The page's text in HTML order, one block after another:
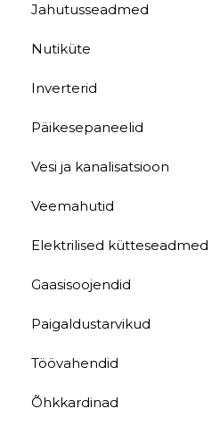
Jahutusseadmed
Nutiküte
Inverterid
Päikesepaneelid
Vesi ja kanalisatsioon
Veemahutid
Elektrilised kütteseadmed
Gaasisoojendid
Paigaldustarvikud
Töövahendid
Õhkkardinad